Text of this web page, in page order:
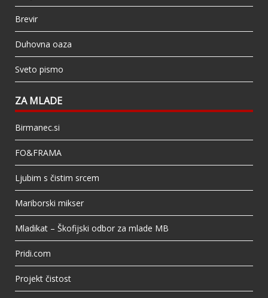
Brevir
Duhovna oaza
Sveto pismo
ZA MLADE
Birmanec.si
FO&FRAMA
Ljubim s čistim srcem
Mariborski mikser
Mladikat – Škofijski odbor za mlade MB
Pridi.com
Projekt čistost